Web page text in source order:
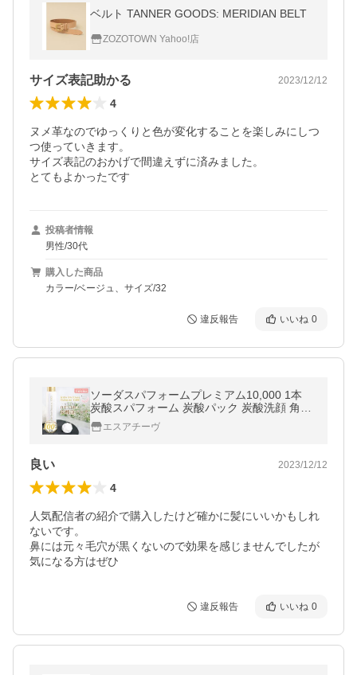
ベルト TANNER GOODS: MERIDIAN BELT
ZOZOTOWN Yahoo!店
サイズ表記助かる 2023/12/12
4
ヌメ革なのでゆっくりと色が変化することを楽しみにしつ
つ使っていきます。
サイズ表記のおかげで間違えずに済みました。
とてもよかったです
投稿者情報
男性/30代
購入した商品
カラー/ベージュ、サイズ/32
違反報告 いいね 0
ソーダスパフォームプレミアム10,000 1本
炭酸スパフォーム 炭酸パック 炭酸洗顔 角質
ケア 毛穴ケア フェイスパック 泡 パック 洗
顔 10000ppm 東洋炭酸研究所
エスアチーヴ
良い 2023/12/12
4
人気配信者の紹介で購入したけど確かに髪にいいかもしれ
ないです。
鼻には元々毛穴が黒くないので効果を感じませんでしたが
気になる方はぜひ
違反報告 いいね 0